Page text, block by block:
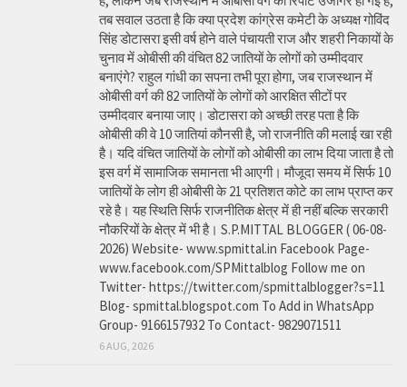
तब सवाल उठता है कि क्या प्रदेश कांग्रेस कमेटी के अध्यक्ष गोविंद
सिंह डोटासरा इसी वर्ष होने वाले पंचायती राज और शहरी निकायों के
चुनाव में ओबीसी की वंचित 82 जातियों के लोगों को उम्मीदवार
बनाएंगे? राहुल गांधी का सपना तभी पूरा होगा, जब राजस्थान में
ओबीसी वर्ग की 82 जातियों के लोगों को आरक्षित सीटों पर
उम्मीदवार बनाया जाए। डोटासरा को अच्छी तरह पता है कि
ओबीसी की वे 10 जातियां कौनसी है, जो राजनीति की मलाई खा रही
है। यदि वंचित जातियों के लोगों को ओबीसी का लाभ दिया जाता है तो
इस वर्ग में सामाजिक समानता भी आएगी। मौजूदा समय में सिर्फ 10
जातियों के लोग ही ओबीसी के 21 प्रतिशत कोटे का लाभ प्राप्त कर
रहे है। यह स्थिति सिर्फ राजनीतिक क्षेत्र में ही नहीं बल्कि सरकारी
नौकरियों के क्षेत्र में भी है। S.P.MITTAL BLOGGER ( 06-08-
2026) Website- www.spmittal.in Facebook Page-
www.facebook.com/SPMittalblog Follow me on
Twitter- https://twitter.com/spmittalblogger?s=11
Blog- spmittal.blogspot.com To Add in WhatsApp
Group- 9166157932 To Contact- 9829071511
6 AUG, 2026